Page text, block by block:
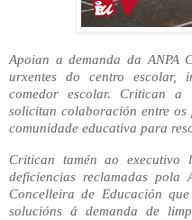
Apoian a demanda da ANPA
urxentes do centro escolar,
comedor escolar. Critican
solicitan colaboración entre
comunidade educativa para
Critican tamén ao
deficiencias reclamadas
Concelleira de Educación
solucións á demanda de